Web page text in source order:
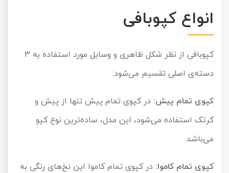
انواع کپوبافی
کپوبافی از نظر شکل ظاهری و وسایل مورد استفاده به 3
دسته‌ی اصلی تقسیم می‌شود:
کپوی تمام پیش: در کپوی تمام پیش تنها از پیش و
کرتک استفاده می‌شود، این مدل، ساده‎‌ترین نوع کپو
می‌باشد.
کپوی تمام کاموا: در کپوی تمام کاموا این نخ‌های رنگی به